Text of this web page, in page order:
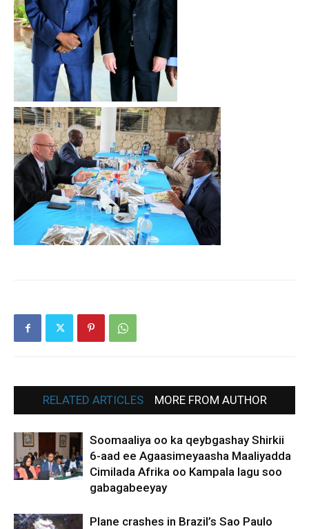
RELATED ARTICLES MORE FROM AUTHOR
Soomaaliya oo ka qeybgashay Shirkii
6-aad ee Agaasimeyaasha Maaliyadda
Cimilada Afrika oo Kampala lagu soo
gabagabeeyay
Plane crashes in Brazil’s Sao Paulo